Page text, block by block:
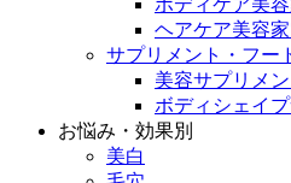
ボディケア美
ヘアケア美容
サプリメント・フー
美容サプリメン
ボディシェイ
お悩み・効果別
美白